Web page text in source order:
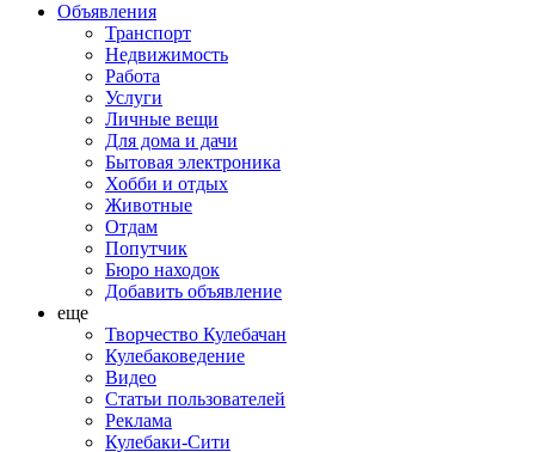
Объявления
Транспорт
Недвижимость
Работа
Услуги
Личные вещи
Для дома и дачи
Бытовая электроника
Хобби и отдых
Животные
Отдам
Попутчик
Бюро находок
Добавить объявление
еще
Творчество Кулебачан
Кулебаковедение
Видео
Статьи пользователей
Реклама
Кулебаки-Сити